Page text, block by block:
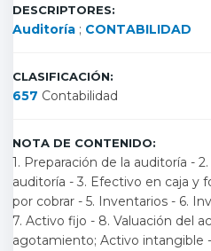
DESCRIPTORES:
Auditoría; CONTABILIDAD
CLASIFICACIÓN:
657 Contabilidad
NOTA DE CONTENIDO:
1. Preparación de la auditoría -
auditoría - 3. Efectivo en caja y
por cobrar - 5. Inventarios - 6.
7. Activo fijo - 8. Valuación del
agotamiento; Activo intangible